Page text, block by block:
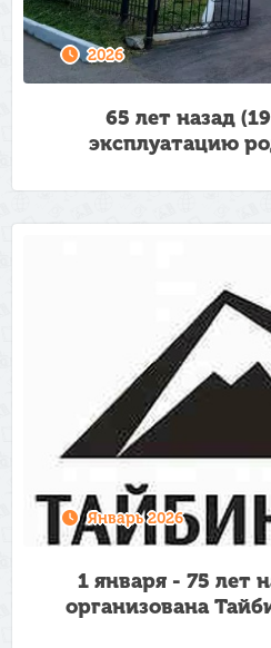
2026
65 лет назад
эксплуатацию
Январь 2026
1 января - 75 лет
организована